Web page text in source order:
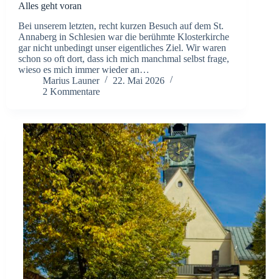
Alles geht voran
Bei unserem letzten, recht kurzen Besuch auf dem St.
Annaberg in Schlesien war die berühmte Klosterkirche
gar nicht unbedingt unser eigentliches Ziel. Wir waren
schon so oft dort, dass ich mich manchmal selbst frage,
wieso es mich immer wieder an…
Marius Launer
22. Mai 2026
2 Kommentare